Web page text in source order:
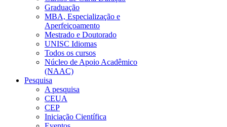
Graduação
MBA, Especialização e
Aperfeiçoamento
Mestrado e Doutorado
UNISC Idiomas
Todos os cursos
Núcleo de Apoio Acadêmico
(NAAC)
Pesquisa
A pesquisa
CEUA
CEP
Iniciação Científica